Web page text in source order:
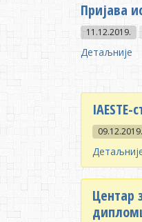
Пријава
11.12.2019.
Детаљније
09.12.2019.
Центар